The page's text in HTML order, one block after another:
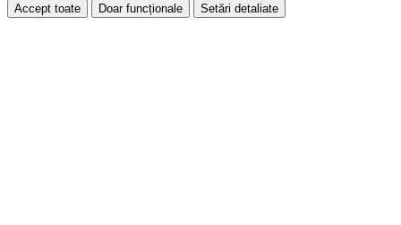
Accept toate Doar funcționale Setări detaliate